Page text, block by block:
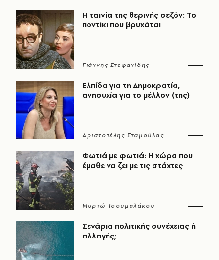
Η ταινία της θερινής σεζόν: Το
ποντίκι που βρυχάται
Γιάννης Στεφανίδης
Ελπίδα για τη Δημοκρατία,
ανησυχία για το μέλλον (της)
Αριστοτέλης Σταμούλας
Φωτιά με φωτιά: Η χώρα που
έμαθε να ζει με τις στάχτες
Μυρτώ Τσουμαλάκου
Σενάρια πολιτικής συνέχειας ή
αλλαγής;